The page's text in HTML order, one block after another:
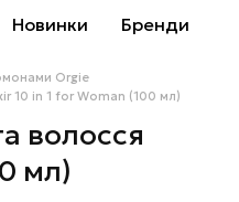
Новинки Бренди
Orgie
10 in 1 for Woman (100 мл)
волосся
мл)